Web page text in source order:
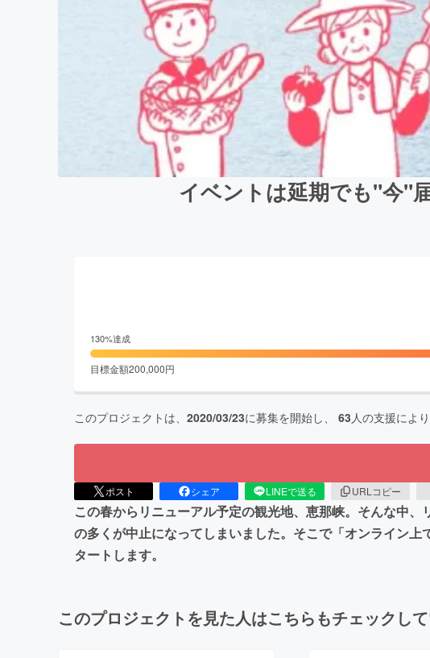
イベントは延期でも"今"
130%達成
目標金額200,000円
このプロジェクトは、 2020/03/23に募集を開始し、 63人の支援により
ポスト シェア LINEで送る URLコピー
この春からリニューアル予定の観光地、恵那峡。そんな中
の多くが中止になってしまいました。そこで「オンライン
タートします。
このプロジェクトを見た人はこちらもチェックし